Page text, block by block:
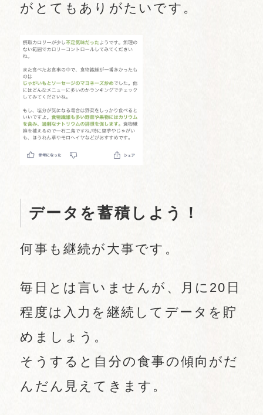
がとてもありがたいです。
データを蓄積しよう！
何事も継続が大事です。
毎日とは言いませんが、月に20日
程度は入力を継続してデータを貯
めましょう。
そうすると自分の食事の傾向がだ
んだん見えてきます。